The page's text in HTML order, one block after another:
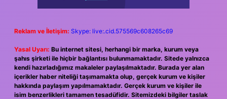
Reklam ve İletişim: Skype: live:.cid.575569c608265c69
Yasal Uyarı: Bu internet sitesi, herhangi bir marka, kurum veya
şahıs şirketi ile hiçbir bağlantısı bulunmamaktadır. Sitede yalnızca
kendi hazırladığımız makaleler paylaşılmaktadır. Burada yer alan
içerikler haber niteliği taşımamakta olup, gerçek kurum ve kişiler
hakkında paylaşım yapılmamaktadır. Gerçek kurum ve kişiler ile
isim benzerlikleri tamamen tesadüfidir. Sitemizdeki bilgiler taslak